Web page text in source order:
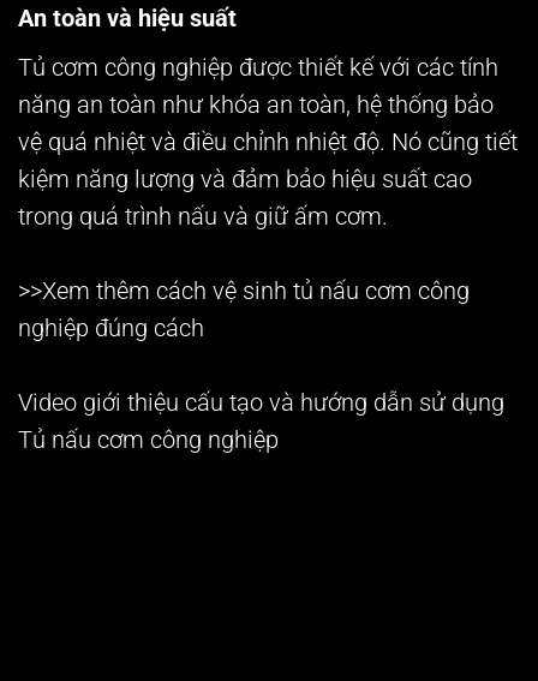
An toàn và hiệu suất
Tủ cơm công nghiệp được thiết kế với các tính
năng an toàn như khóa an toàn, hệ thống bảo
vệ quá nhiệt và điều chỉnh nhiệt độ. Nó cũng tiết
kiệm năng lượng và đảm bảo hiệu suất cao
trong quá trình nấu và giữ ấm cơm.
>>Xem thêm cách vệ sinh tủ nấu cơm công
nghiệp đúng cách
Video giới thiệu cấu tạo và hướng dẫn sử dụng
Tủ nấu cơm công nghiệp